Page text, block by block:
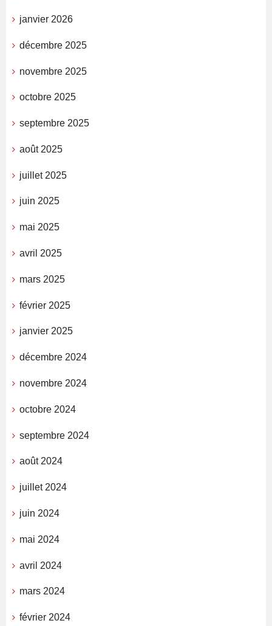
janvier 2026
décembre 2025
novembre 2025
octobre 2025
septembre 2025
août 2025
juillet 2025
juin 2025
mai 2025
avril 2025
mars 2025
février 2025
janvier 2025
décembre 2024
novembre 2024
octobre 2024
septembre 2024
août 2024
juillet 2024
juin 2024
mai 2024
avril 2024
mars 2024
février 2024